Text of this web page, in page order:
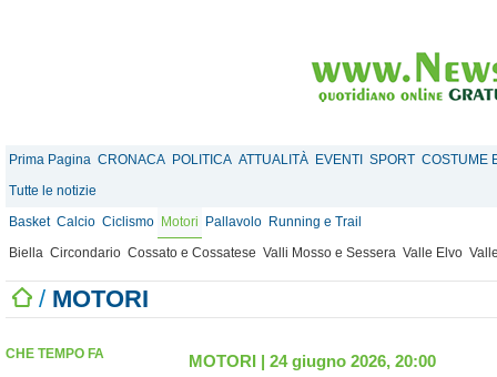
Prima Pagina CRONACA POLITICA ATTUALITÀ EVENTI SPORT COSTUME
Tutte le notizie
Basket Calcio Ciclismo Motori Pallavolo Running e Trail
Biella Circondario Cossato e Cossatese Valli Mosso e Sessera Valle Elvo
/ MOTORI
CHE TEMPO FA MOTORI | 24 giugno 2026, 20:00